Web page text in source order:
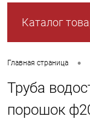
Каталог
Главная страница •
Труба
порошок